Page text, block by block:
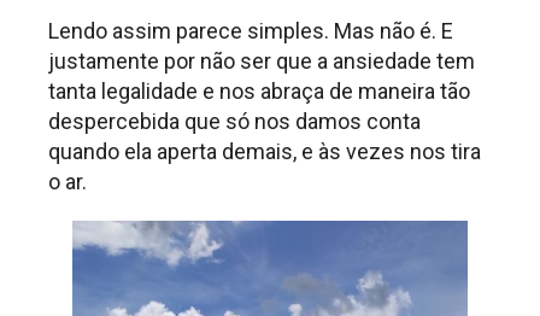
Lendo assim parece simples. Mas não é. E
justamente por não ser que a ansiedade tem
tanta legalidade e nos abraça de maneira tão
despercebida que só nos damos conta
quando ela aperta demais, e às vezes nos tira
o ar.